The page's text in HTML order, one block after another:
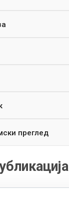
преглед